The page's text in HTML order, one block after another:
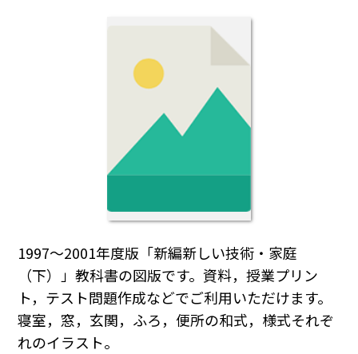
1997～2001年度版「新編新しい技術・家庭
（下）」教科書の図版です。資料，授業プリン
ト，テスト問題作成などでご利用いただけます。
寝室，窓，玄関，ふろ，便所の和式，様式それぞ
れのイラスト。